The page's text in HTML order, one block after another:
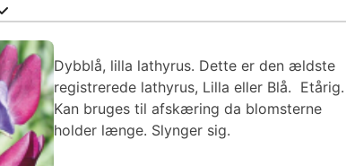
Dybblå, lilla lathyrus. Dette er den ældste
registrerede lathyrus, Lilla eller Blå. Etårig.
Kan bruges til afskæring da blomsterne
holder længe. Slynger sig.